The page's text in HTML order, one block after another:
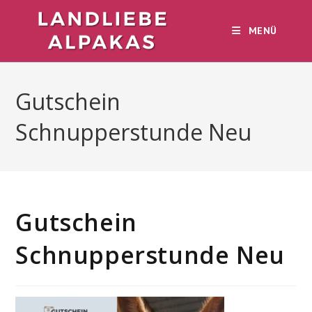
MENÜ
Gutschein
Schnupperstunde Neu
Gutschein
Schnupperstunde Neu